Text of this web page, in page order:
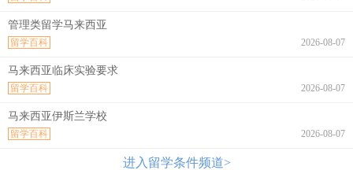
管理类留学马来西亚
2026-08-07
留学百科
马来西亚临床实验要求
2026-08-07
留学百科
马来西亚伊斯兰学校
2026-08-07
留学百科
进入留学条件频道>